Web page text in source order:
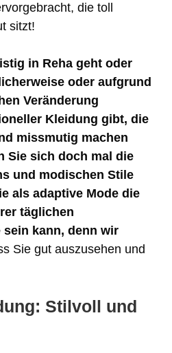
die toll
sitzt!
in Reha geht oder
oder aufgrund
Veränderung
Kleidung gibt, die
missmutig machen
Sie sich doch mal die
und modischen Stile
als adaptive Mode die
täglichen
kann, denn wir
Sie gut auszusehen und
Stilvoll und